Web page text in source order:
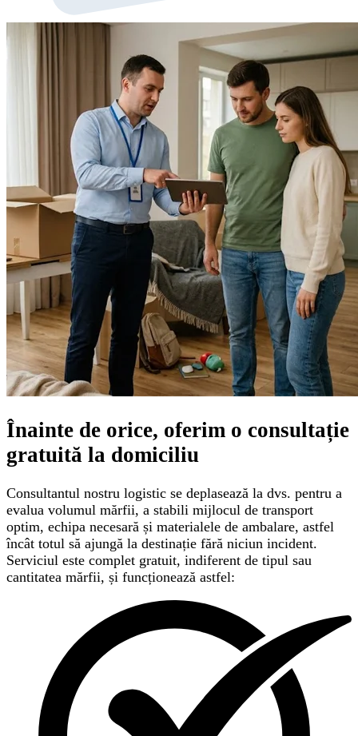
Înainte de orice, oferim o consultație
gratuită la domiciliu
Consultantul nostru logistic se deplasează la dvs. pentru a
evalua volumul mărfii, a stabili mijlocul de transport
optim, echipa necesară și materialele de ambalare, astfel
încât totul să ajungă la destinație fără niciun incident.
Serviciul este complet gratuit, indiferent de tipul sau
cantitatea mărfii, și funcționează astfel: